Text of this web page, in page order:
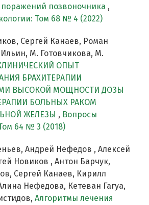
позвоночника ,
Том 68 № 4 (2022)
Сергей Канаев, Роман
М. Готовчикова, М.
ОПЫТ
БРАХИТЕРАПИИ
ВЫСОКОЙ МОЩНОСТИ ДОЗЫ
БОЛЬНЫХ РАКОМ
ЖЕЛЕЗЫ , Вопросы
64 № 3 (2018)
Андрей Нефедов , Алексей
Новиков , Антон Барчук,
Сергей Канаев, Кирилл
Нефедова, Кетеван Гагуа,
Алгоритмы лечения